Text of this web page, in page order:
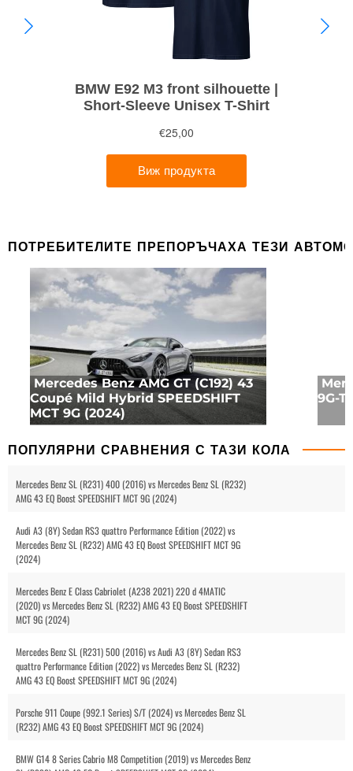
ПОТРЕБИТЕЛИТЕ ПРЕПОРЪЧАХА ТЕЗИ
Mercedes Benz AMG GT (C192) 43
Coupé Mild Hybrid SPEEDSHIFT
MCT 9G (2024)
9G-
ПОПУЛЯРНИ СРАВНЕНИЯ С ТАЗИ КОЛА
Mercedes Benz SL (R231) 400 (2016) vs Mercedes Benz SL (R232)
AMG 43 EQ Boost SPEEDSHIFT MCT 9G (2024)
Audi A3 (8Y) Sedan RS3 quattro Performance Edition (2022) vs
Mercedes Benz SL (R232) AMG 43 EQ Boost SPEEDSHIFT MCT 9G
(2024)
Mercedes Benz E Class Cabriolet (A238 2021) 220 d 4MATIC
(2020) vs Mercedes Benz SL (R232) AMG 43 EQ Boost SPEEDSHIFT
MCT 9G (2024)
Mercedes Benz SL (R231) 500 (2016) vs Audi A3 (8Y) Sedan RS3
quattro Performance Edition (2022) vs Mercedes Benz SL (R232)
AMG 43 EQ Boost SPEEDSHIFT MCT 9G (2024)
Porsche 911 Coupe (992.1 Series) S/T (2024) vs Mercedes Benz SL
(R232) AMG 43 EQ Boost SPEEDSHIFT MCT 9G (2024)
BMW G14 8 Series Cabrio M8 Competition (2019) vs Mercedes Benz